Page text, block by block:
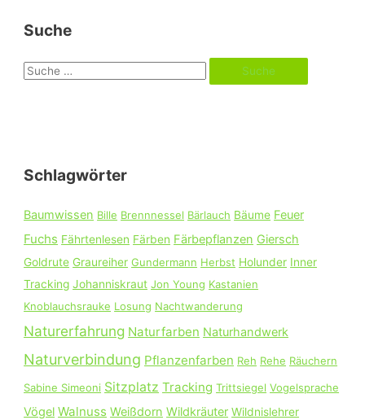
Suche
S
n
a
c
h
:
Schlagwörter
Baumwissen Bille Brennnessel Bärlauch Bäume Feuer
Fuchs Fährtenlesen Färben Färbepflanzen Giersch
Goldrute Graureiher Gundermann Herbst Holunder Inner
Tracking Johanniskraut Jon Young Kastanien
Knoblauchsrauke Losung Nachtwanderung
Naturerfahrung Naturfarben Naturhandwerk
Naturverbindung Pflanzenfarben Reh Rehe Räuchern
Sabine Simeoni Sitzplatz Tracking Trittsiegel Vogelsprache
Vögel Walnuss Weißdorn Wildkräuter Wildnislehrer